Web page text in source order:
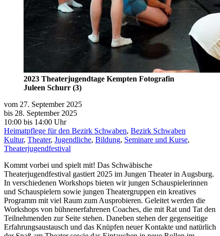
2023 Theaterjugendtage Kempten Fotografin
Juleen Schurr (3)
vom 27. September 2025
bis 28. September 2025
10:00 bis 14:00 Uhr
Heimatpflege für den Bezirk Schwaben, Bezirk Schwaben
Kultur, Theater, Jugendliche, Bildung, Seminare und Kurse,
Theaterjugendfestival
Kommt vorbei und spielt mit! Das Schwäbische
Theaterjugendfestival gastiert 2025 im Jungen Theater in Augsburg.
In verschiedenen Workshops bieten wir jungen Schauspielerinnen
und Schauspielern sowie jungen Theatergruppen ein kreatives
Programm mit viel Raum zum Ausprobieren. Geleitet werden die
Workshops von bühnenerfahrenen Coaches, die mit Rat und Tat den
Teilnehmenden zur Seite stehen. Daneben stehen der gegenseitige
Erfahrungsaustausch und das Knüpfen neuer Kontakte und natürlich